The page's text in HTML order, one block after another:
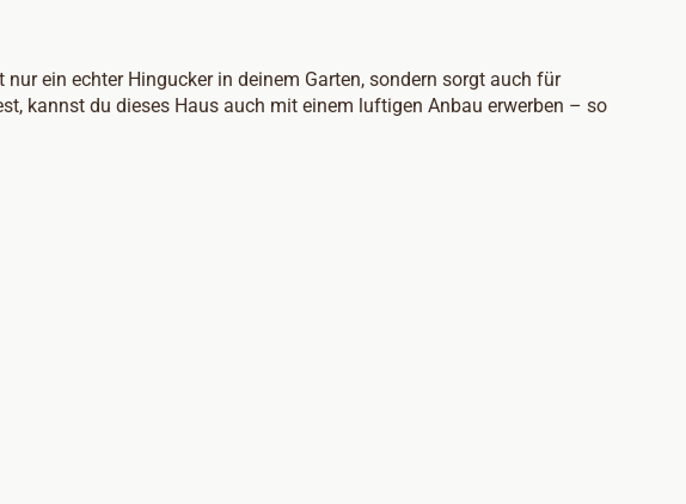
ein echter Hingucker in deinem Garten, sondern sorgt auch für
kannst du dieses Haus auch mit einem luftigen Anbau erwerben – so